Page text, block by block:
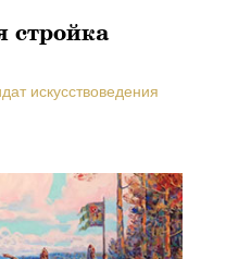
стройка
искусствоведения